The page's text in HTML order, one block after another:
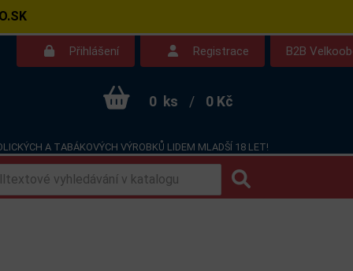
Přihlášení Registrace B2B
0 ks / 0 Kč
A TABÁKOVÝCH VÝROBKŮ LIDEM MLADŠÍ 18 LET!
Dotazy